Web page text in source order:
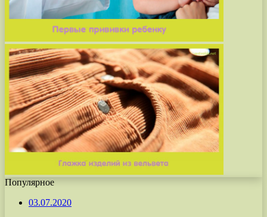
Популярное
03.07.2020